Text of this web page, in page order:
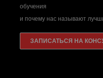
Сомневаешься? Не